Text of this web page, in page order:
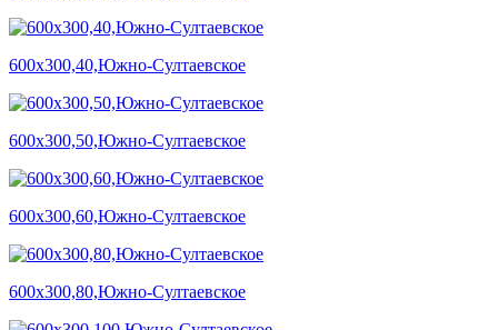
600х300,40,Южно-Султаевское
600х300,50,Южно-Султаевское
600х300,60,Южно-Султаевское
600х300,80,Южно-Султаевское